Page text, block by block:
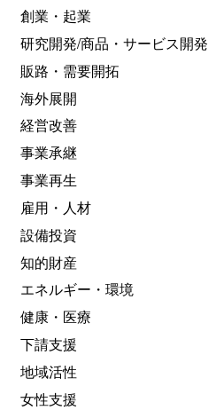
創業・起業
研究開発/商品・サービス開発
販路・需要開拓
海外展開
経営改善
事業承継
事業再生
雇用・人材
設備投資
知的財産
エネルギー・環境
健康・医療
下請支援
地域活性
女性支援